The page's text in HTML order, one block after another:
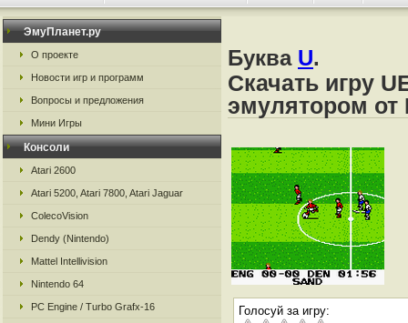
ЭмуПланет.ру
О проекте
Новости игр и программ
Вопросы и предложения
Мини Игры
Консоли
Atari 2600
Atari 5200, Atari 7800, Atari Jaguar
ColecoVision
Dendy (Nintendo)
Mattel Intellivision
Nintendo 64
PC Engine / Turbo Grafx-16
Буква U.
Скачать игру
эмулятором от
Голосуй за игру: